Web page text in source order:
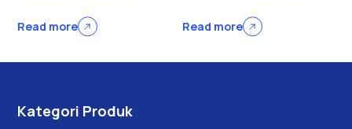
Read more Read more
Kategori Produk